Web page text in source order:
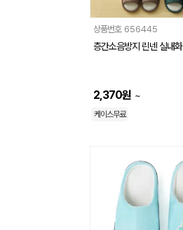
상품번호 656445
층간소음방지 린넨 실내화
2,370원 ~
케이스무료